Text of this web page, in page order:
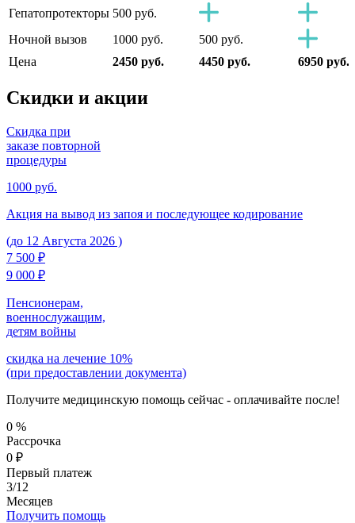
Гепатопротекторы 500 руб.
Ночной вызов
1000 руб.
500 руб.
Цена
2450 руб. 4450 руб. 6950 руб.
Скидки и акции
Скидка при
заказе повторной
процедуры
1000 руб.
Акция на вывод из запоя и последующее кодирование
(до 12 Августа 2026 )
7 500 ₽
9 000 ₽
Пенсионерам,
военнослужащим,
детям войны
скидка на лечение 10%
(при предоставлении документа)
Получите медицинскую помощь сейчас - оплачивайте после!
0 %
Рассрочка
0 ₽
Первый платеж
3/12
Месяцев
Получить помощь